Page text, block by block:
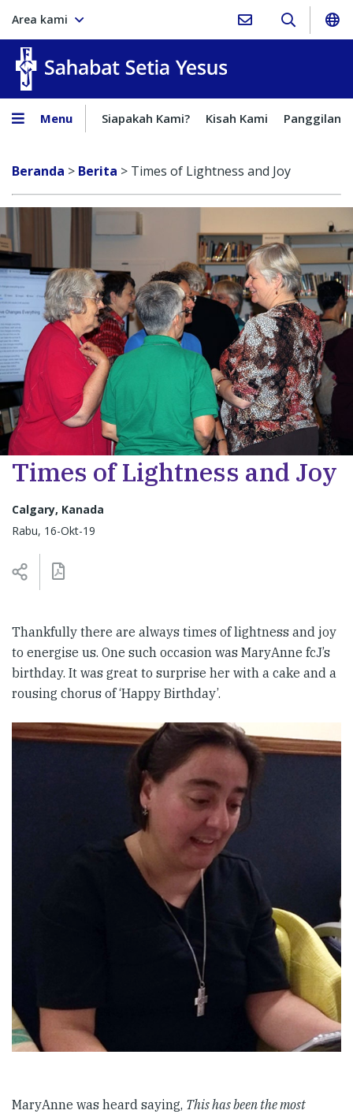
Area kami
Menu Siapakah Kami? Kisah Kami Panggilan
Beranda > Berita > Times of Lightness and Joy
Times of Lightness and Joy
Calgary, Kanada
Rabu, 16-Okt-19
Thankfully there are always times of lightness and joy
to energise us. One such occasion was MaryAnne fcJ’s
birthday. It was great to surprise her with a cake and a
rousing chorus of ‘Happy Birthday’.
MaryAnne was heard saying, This has been the most